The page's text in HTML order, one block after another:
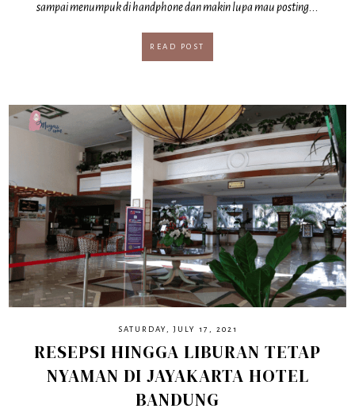
sampai menumpuk di handphone dan makin lupa mau posting...
READ POST
SATURDAY, JULY 17, 2021
RESEPSI HINGGA LIBURAN TETAP
NYAMAN DI JAYAKARTA HOTEL
BANDUNG